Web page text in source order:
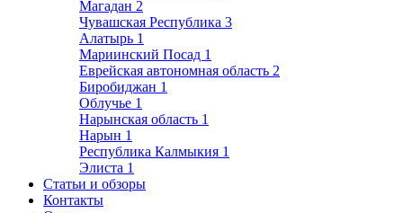
Магадан 2
Чувашская Республика 3
Алатырь 1
Мариинский Посад 1
Еврейская автономная область 2
Биробиджан 1
Облучье 1
Нарынская область 1
Нарын 1
Республика Калмыкия 1
Элиста 1
Статьи и обзоры
Контакты